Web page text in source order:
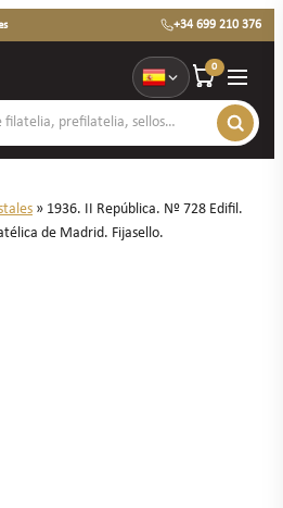
+34 699 210 376
0
» 1936. II República. Nº 728 Edifil.
de Madrid. Fijasello.